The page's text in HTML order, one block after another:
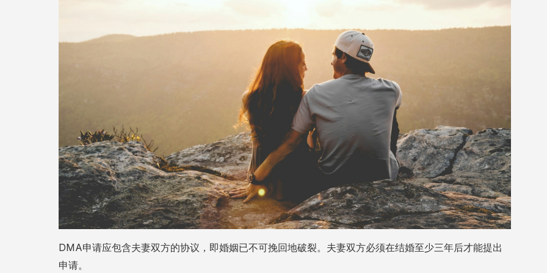
DMA申请应包含夫妻双方的协议，即婚姻已不可挽回地破裂。夫妻双方必须在结婚至少三年后才能提出
申请。